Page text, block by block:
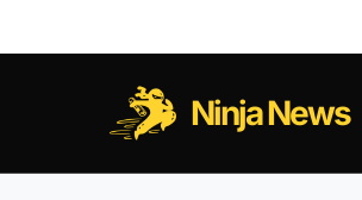
Ninja News